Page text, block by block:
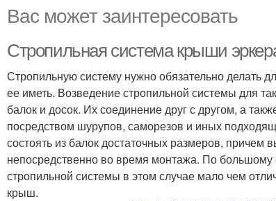
Вас может заинтересовать
Стропильная система крыши
Стропильную систему нужно обязательно делать
ее иметь. Возведение стропильной системы для
балок и досок. Их соединение друг с другом, а
посредством шурупов, саморезов и иных
состоять из балок достаточных размеров,
непосредственно во время монтажа. По
стропильной системы в этом случае мало чем
крыш.